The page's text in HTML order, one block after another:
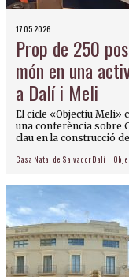
17.05.2026
Prop de 250
món en una
a Dalí i Meli
El cicle «Objectiu Meli»
una conferència sobre
clau en la construcció
Casa Natal de Salvador Dalí